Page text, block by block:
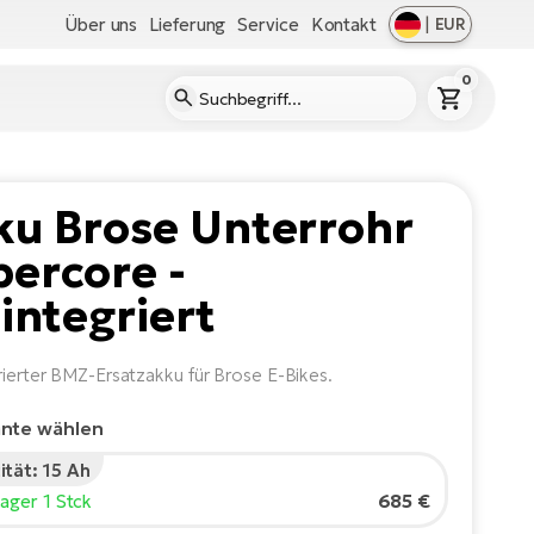
Über uns Lieferung Service Kontakt | EUR
0
Brose Unterrohr
-
BMZ-Ersatzakku für Brose E-Bikes.
wählen
15 Ah
1 Stck
685 €